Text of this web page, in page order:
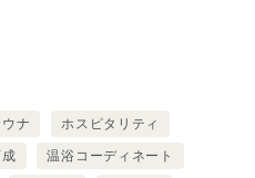
ナ ホスピタリティ
成 温浴コーディネート